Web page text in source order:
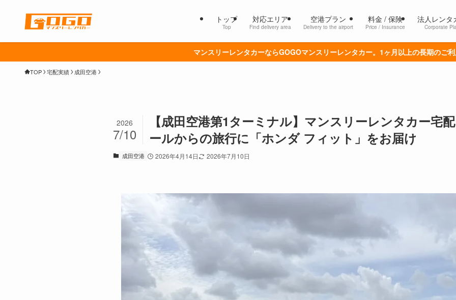
トップ
Top
対応エリア
Find delivery area
空港プラン
Delivery to the airport
料金 / 保険
Price / Insurance
法人レンタ
Corporate
マンスリーレンタカーならGOGOマンスリーレンタカー。1ヶ月以上の長期のご
TOP 宅配実績 成田空港
【成田空港第1ターミナル】マンスリーレンタカー宅
ールからの旅行に「ホンダ フィット」をお届け
2026
7/10
成田空港 2026年4月14日 2026年7月10日